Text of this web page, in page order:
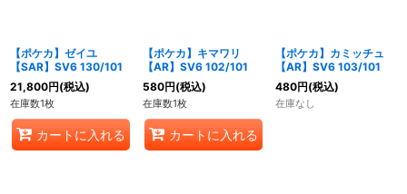
【ポケカ】ゼイユ
【SAR】SV6 130/101
21,800円(税込)
在庫数1枚
カートに入れる
【ポケカ】キマワリ
【AR】SV6 102/101
580円(税込)
在庫数1枚
カートに入れる
【ポケカ】カミッチュ
【AR】SV6 103/101
480円(税込)
在庫なし